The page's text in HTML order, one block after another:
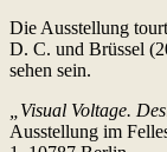
Die Ausstellung
D. C. und Brüssel
sehen sein.
„Visual Voltage.
Ausstellung im